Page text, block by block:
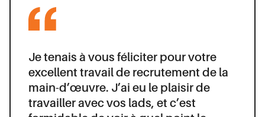
Je tenais à vous féliciter pour votre
excellent travail de recrutement de la
main-d’œuvre. J’ai eu le plaisir de
travailler avec vos lads, et c’est
Mon expérience avec A Few Good
Lads a été entièrement positive! Matt
et son équipe se distinguent par leur
professionnalisme, leur réactivité et
A Few Good Lads dépasse
constamment les attentes grâce à la
qualité exceptionnelle de sa main-
d’œuvre. Leurs employés sont